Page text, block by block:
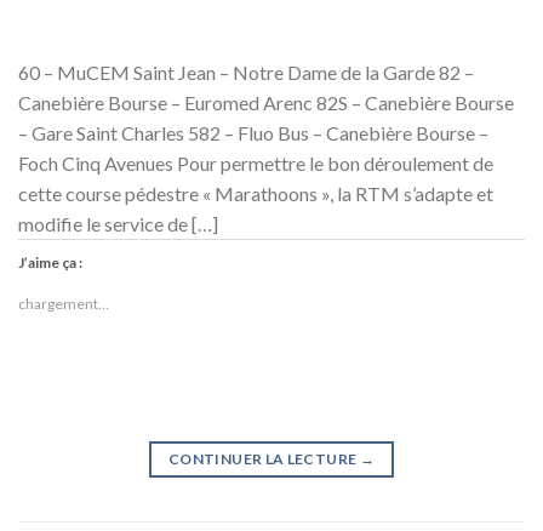
60 – MuCEM Saint Jean – Notre Dame de la Garde 82 –
Canebière Bourse – Euromed Arenc 82S – Canebière Bourse
– Gare Saint Charles 582 – Fluo Bus – Canebière Bourse –
Foch Cinq Avenues Pour permettre le bon déroulement de
cette course pédestre « Marathoons », la RTM s’adapte et
modifie le service de […]
J’aime ça :
chargement…
CONTINUER LA LECTURE →